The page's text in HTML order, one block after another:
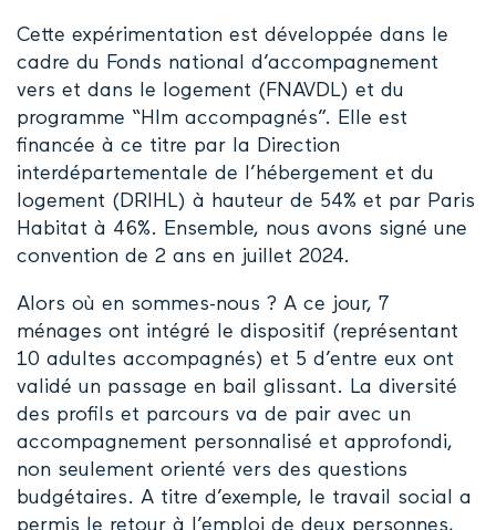
Cette expérimentation est développée dans le
cadre du Fonds national d’accompagnement
vers et dans le logement (FNAVDL) et du
programme “Hlm accompagnés”. Elle est
financée à ce titre par la Direction
interdépartementale de l’hébergement et du
logement (DRIHL) à hauteur de 54% et par Paris
Habitat à 46%. Ensemble, nous avons signé une
convention de 2 ans en juillet 2024.
Alors où en sommes-nous ? A ce jour, 7
ménages ont intégré le dispositif (représentant
10 adultes accompagnés) et 5 d’entre eux ont
validé un passage en bail glissant. La diversité
des profils et parcours va de pair avec un
accompagnement personnalisé et approfondi,
non seulement orienté vers des questions
budgétaires. A titre d’exemple, le travail social a
permis le retour à l’emploi de deux personnes,